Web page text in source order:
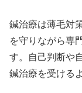
鍼治療は薄毛対
を守りながら専
す。自己判断や
鍼治療を受ける